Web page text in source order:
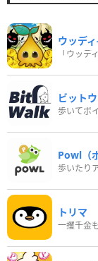
ウッデ
「ウッデ
ビット
Powl（
トリマ
一攫千金